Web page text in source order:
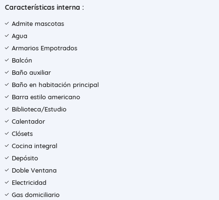
Características interna :
Admite mascotas
Agua
Armarios Empotrados
Balcón
Baño auxiliar
Baño en habitación principal
Barra estilo americano
Biblioteca/Estudio
Calentador
Clósets
Cocina integral
Depósito
Doble Ventana
Electricidad
Gas domiciliario